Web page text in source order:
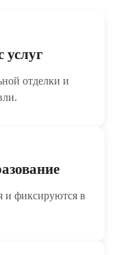
отделки и
и фиксируются в